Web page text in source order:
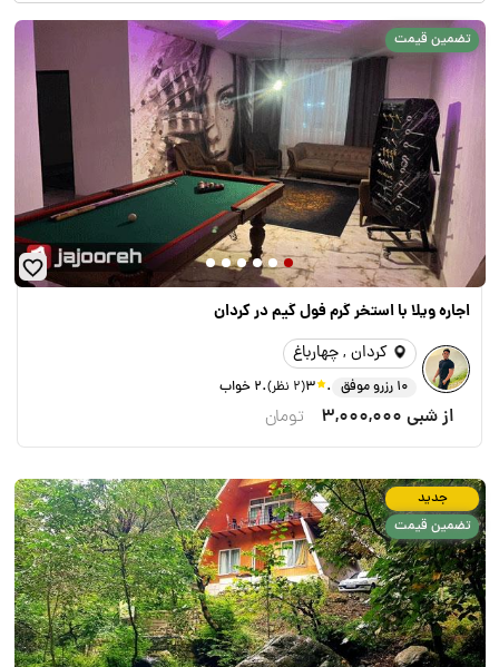
تضمین قیمت
اجاره ویلا با استخر گرم فول گیم در کردان
کردان , چهارباغ
10 رزرو موفق .
3(2 نظر) .2 خواب
از شبی 3,000,000 تومان
جدید
تضمین قیمت